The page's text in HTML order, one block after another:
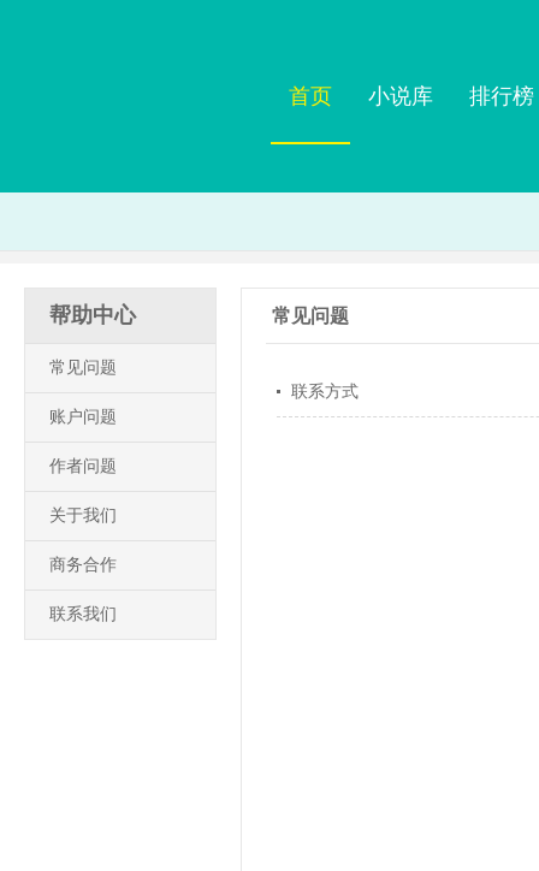
首页 小说库 排行榜
帮助中心
常见问题
账户问题
作者问题
关于我们
商务合作
联系我们
常见问题
联系方式